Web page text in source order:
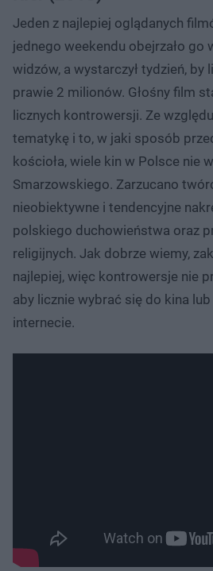
Jeden z najlepiej oglądanych
jednego weekendu obejrzało go
widzów, a wystarczył tydzień, by
prawie 2 milionów. Głośny film
licznych kontrowersji. Ze
tematykę i to, w jaki sposób
kościoła, wiele kin w Polsce nie
Smarzowskiego. Zarzucano
nieobiektywne i tendencyjne
polskiego duchowieństwa oraz
religijnych. Jak dobrze wiemy,
najlepiej, więc kontrowersje nie
aby licznie wybrać się do kina
internecie.